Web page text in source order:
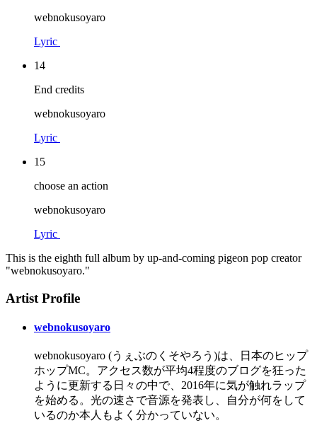
webnokusoyaro
Lyric
14
End credits
webnokusoyaro
Lyric
15
choose an action
webnokusoyaro
Lyric
This is the eighth full album by up-and-coming pigeon pop creator
"webnokusoyaro."
Artist Profile
webnokusoyaro
webnokusoyaro (うぇぶのくそやろう)は、日本のヒップ
ホップMC。アクセス数が平均4程度のブログを狂った
ように更新する日々の中で、2016年に気が触れラップ
を始める。光の速さで音源を発表し、自分が何をして
いるのか本人もよく分かっていない。